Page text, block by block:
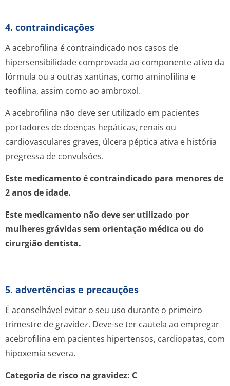
4. contraindicações
A acebrofilina é contraindicado nos casos de
hipersensibilidade comprovada ao componente ativo da
fórmula ou a outras xantinas, como aminofilina e
teofilina, assim como ao ambroxol.
A acebrofilina não deve ser utilizado em pacientes
portadores de doenças hepáticas, renais ou
cardiovasculares graves, úlcera péptica ativa e história
pregressa de convulsões.
Este medicamento é contraindicado para menores de
2 anos de idade.
Este medicamento não deve ser utilizado por
mulheres grávidas sem orientação médica ou do
cirurgião dentista.
5. advertências e precauções
É aconselhável evitar o seu uso durante o primeiro
trimestre de gravidez. Deve-se ter cautela ao empregar
acebrofilina em pacientes hipertensos, cardiopatas, com
hipoxemia severa.
Categoria de risco na gravidez: C